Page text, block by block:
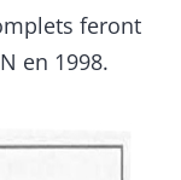
feront
en 1998.